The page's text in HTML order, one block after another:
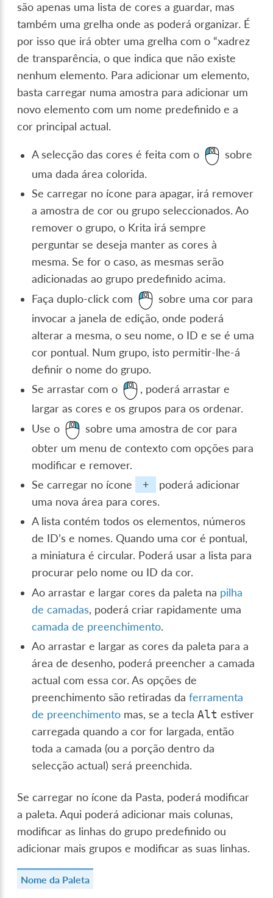
são apenas uma lista de cores a guardar, mas
também uma grelha onde as poderá organizar. É
por isso que irá obter uma grelha com o “xadrez
de transparência, o que indica que não existe
nenhum elemento. Para adicionar um elemento,
basta carregar numa amostra para adicionar um
novo elemento com um nome predefinido e a
cor principal actual.
A selecção das cores é feita com o
sobre
uma dada área colorida.
Se carregar no ícone para apagar, irá remover
a amostra de cor ou grupo seleccionados. Ao
remover o grupo, o Krita irá sempre
perguntar se deseja manter as cores à
mesma. Se for o caso, as mesmas serão
adicionadas ao grupo predefinido acima.
Faça duplo-click com
sobre uma cor para
invocar a janela de edição, onde poderá
alterar a mesma, o seu nome, o ID e se é uma
cor pontual. Num grupo, isto permitir-lhe-á
definir o nome do grupo.
Se arrastar com o
, poderá arrastar e
largar as cores e os grupos para os ordenar.
Use o
sobre uma amostra de cor para
obter um menu de contexto com opções para
modificar e remover.
Se carregar no ícone
+
poderá adicionar
uma nova área para cores.
A lista contém todos os elementos, números
de ID’s e nomes. Quando uma cor é pontual,
a miniatura é circular. Poderá usar a lista para
procurar pelo nome ou ID da cor.
Ao arrastar e largar cores da paleta na pilha
de camadas, poderá criar rapidamente uma
camada de preenchimento.
Ao arrastar e largar as cores da paleta para a
área de desenho, poderá preencher a camada
actual com essa cor. As opções de
preenchimento são retiradas daferramenta
de preenchimento mas, se a teclaAlt estiver
carregada quando a cor for largada, então
toda a camada (ou a porção dentro da
selecção actual) será preenchida.
Se carregar no ícone da Pasta, poderá modificar
a paleta. Aqui poderá adicionar mais colunas,
modificar as linhas do grupo predefinido ou
adicionar mais grupos e modificar as suas linhas.
Nome da Paleta